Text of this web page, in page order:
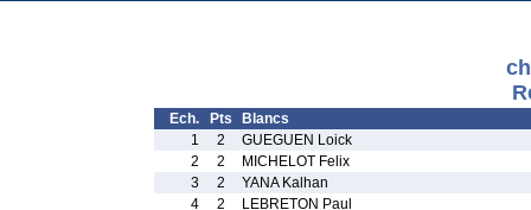
Ech. Pts
Blancs
1
2
GUEGUEN Loick
2
2
MICHELOT Felix
3
2
YANA Kalhan
4
2 LEBRETON Paul